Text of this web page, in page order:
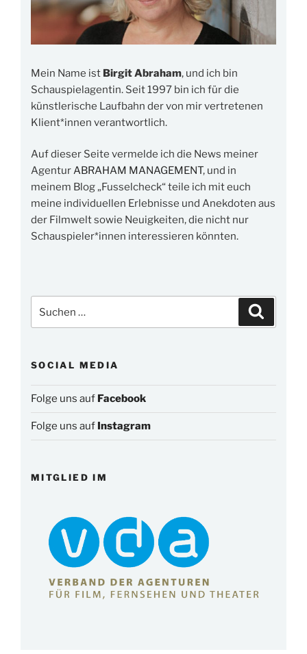
Mein Name ist Birgit Abraham, und ich bin
Schauspielagentin. Seit 1997 bin ich für die
künstlerische Laufbahn der von mir vertretenen
Klient*innen verantwortlich.
Auf dieser Seite vermelde ich die News meiner
AgenturABRAHAM MANAGEMENT, und in
meinem Blog „Fusselcheck“ teile ich mit euch
meine individuellen Erlebnisse und Anekdoten aus
der Filmwelt sowie Neuigkeiten, die nicht nur
Schauspieler*innen interessieren könnten.
nach:
SOCIAL MEDIA
Folge uns auf Facebook
Folge uns auf Instagram
MITGLIED IM